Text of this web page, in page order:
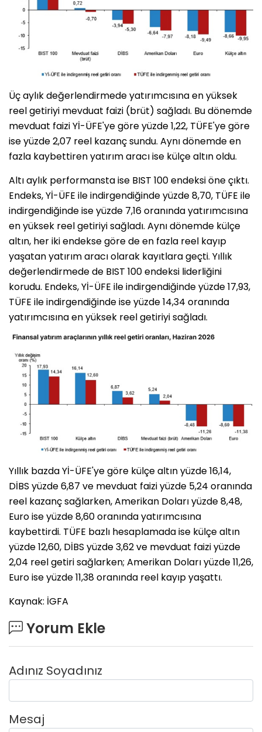
Üç aylık değerlendirmede yatırımcısına en yüksek
reel getiriyi mevduat faizi (brüt) sağladı. Bu dönemde
mevduat faizi Yİ-ÜFE'ye göre yüzde 1,22, TÜFE'ye göre
ise yüzde 2,07 reel kazanç sundu. Aynı dönemde en
fazla kaybettiren yatırım aracı ise külçe altın oldu.
Altı aylık performansta ise BIST 100 endeksi öne çıktı.
Endeks, Yİ-ÜFE ile indirgendiğinde yüzde 8,70, TÜFE ile
indirgendiğinde ise yüzde 7,16 oranında yatırımcısına
en yüksek reel getiriyi sağladı. Aynı dönemde külçe
altın, her iki endekse göre de en fazla reel kayıp
yaşatan yatırım aracı olarak kayıtlara geçti. Yıllık
değerlendirmede de BIST 100 endeksi liderliğini
korudu. Endeks, Yİ-ÜFE ile indirgendiğinde yüzde 17,93,
TÜFE ile indirgendiğinde ise yüzde 14,34 oranında
yatırımcısına en yüksek reel getiriyi sağladı.
Yıllık bazda Yİ-ÜFE'ye göre külçe altın yüzde 16,14,
DİBS yüzde 6,87 ve mevduat faizi yüzde 5,24 oranında
reel kazanç sağlarken, Amerikan Doları yüzde 8,48,
Euro ise yüzde 8,60 oranında yatırımcısına
kaybettirdi. TÜFE bazlı hesaplamada ise külçe altın
yüzde 12,60, DİBS yüzde 3,62 ve mevduat faizi yüzde
2,04 reel getiri sağlarken; Amerikan Doları yüzde 11,26,
Euro ise yüzde 11,38 oranında reel kayıp yaşattı.
Kaynak: İGFA
Yorum Ekle
Adınız Soyadınız
Mesaj